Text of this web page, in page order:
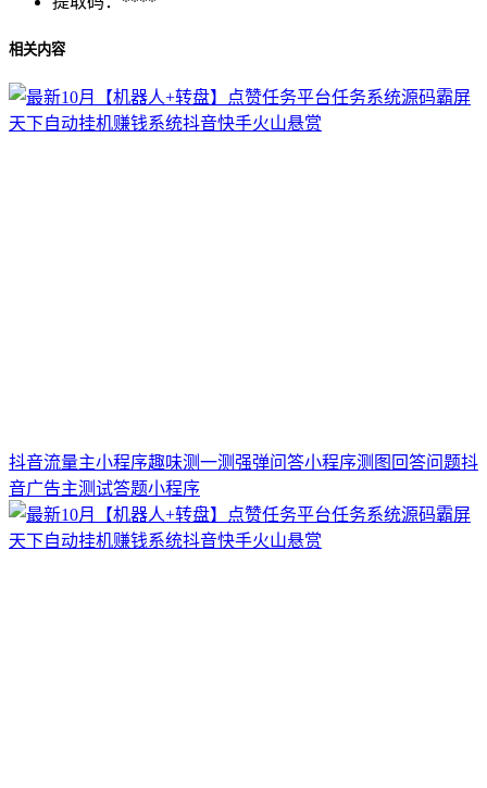
相关内容
抖音流量主小程序趣味测一测强弹问答小程序测图回答问题抖
音广告主测试答题小程序